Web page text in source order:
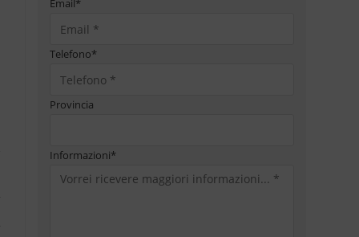
Email*
Telefono*
Provincia
Informazioni*